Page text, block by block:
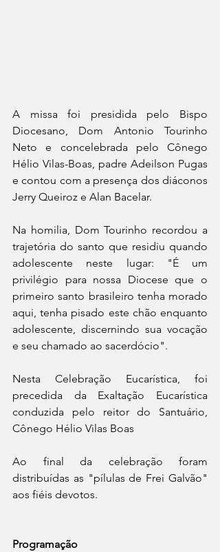
A missa foi presidida pelo Bispo
Diocesano, Dom Antonio Tourinho
Neto e concelebrada pelo Cônego
Hélio Vilas-Boas, padre Adeilson Pugas
e contou com a presença dos diáconos
Jerry Queiroz e Alan Bacelar.
Na homilia, Dom Tourinho recordou a
trajetória do santo que residiu quando
adolescente neste lugar: "É um
privilégio para nossa Diocese que o
primeiro santo brasileiro tenha morado
aqui, tenha pisado este chão enquanto
adolescente, discernindo sua vocação
e seu chamado ao sacerdócio".
Nesta Celebração Eucarística, foi
precedida da Exaltação Eucarística
conduzida pelo reitor do Santuário,
Cônego Hélio Vilas Boas
Ao final da celebração foram
distribuídas as "pílulas de Frei Galvão"
aos fiéis devotos.
Programação